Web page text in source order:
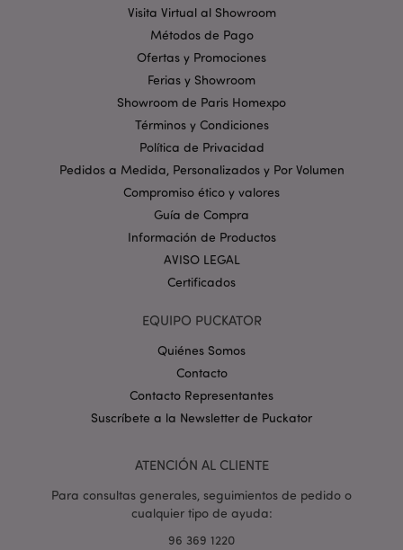
Visita Virtual al Showroom
Métodos de Pago
Ofertas y Promociones
Ferias y Showroom
Showroom de Paris Homexpo
Términos y Condiciones
Política de Privacidad
Pedidos a Medida, Personalizados y Por Volumen
Compromiso ético y valores
Guía de Compra
Información de Productos
AVISO LEGAL
Certificados
EQUIPO PUCKATOR
Quiénes Somos
Contacto
Contacto Representantes
Suscríbete a la Newsletter de Puckator
ATENCIÓN AL CLIENTE
Para consultas generales, seguimientos de pedido o
cualquier tipo de ayuda:
96 369 1220
Estrictamente necesarias
Rendimiento
Funcionalidad
Las cookies estrictamente necesarias permiten la
sesión del usuario y la gestión de la cuenta. El sitio
web no puede funcionar correctamente sin las
cookies estrictamente necesarias.
Nombre
Provider
Dominio
_GRECAPTCHA
mage-cache-storage
mage-cache-storage-section-
invalidation
Adobe Inc.
www.puckator.es
Política de privacidad de